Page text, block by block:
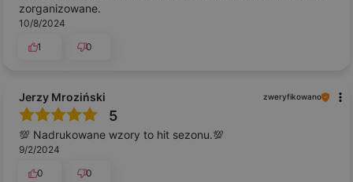
zorganizowane.
10/8/2024
1
0
Jerzy Mroziński zweryfikowano
5
💯 Nadrukowane wzory to hit sezonu.💯
9/2/2024
0
0